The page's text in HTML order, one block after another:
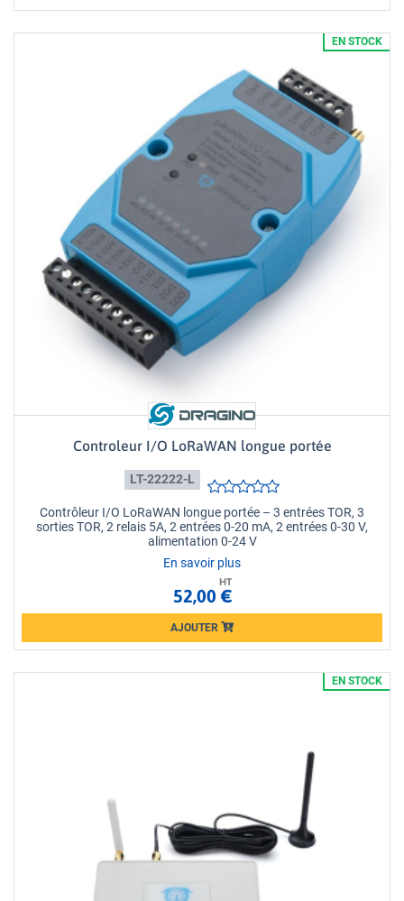
EN STOCK
Controleur I/O LoRaWAN longue portée
LT-22222-L
Contrôleur I/O LoRaWAN longue portée – 3 entrées TOR, 3
sorties TOR, 2 relais 5A, 2 entrées 0-20 mA, 2 entrées 0-30 V,
alimentation 0-24 V
En savoir plus
HT
52,00 €
AJOUTER
Loading...
EN STOCK